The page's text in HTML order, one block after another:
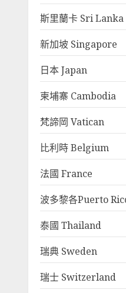
斯里蘭卡 Sri Lanka
新加坡 Singapore
日本 Japan
柬埔寨 Cambodia
梵諦岡 Vatican
比利時 Belgium
法國 France
波多黎各Puerto
泰國 Thailand
瑞典 Sweden
瑞士 Switzerland